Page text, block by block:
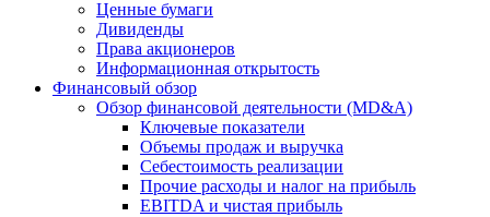
Ценные бумаги
Дивиденды
Права акционеров
Информационная открытость
Финансовый обзор
Обзор финансовой деятельности (MD&A)
Ключевые показатели
Объемы продаж и выручка
Себестоимость реализации
Прочие расходы и налог на прибыль
EBITDA и чистая прибыль